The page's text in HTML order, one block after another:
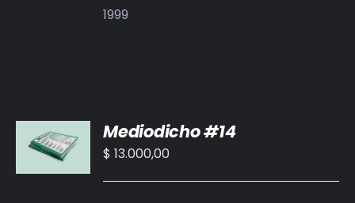
1999
AL
CARRITO
/
Mediodicho #14
$ 13.000,00